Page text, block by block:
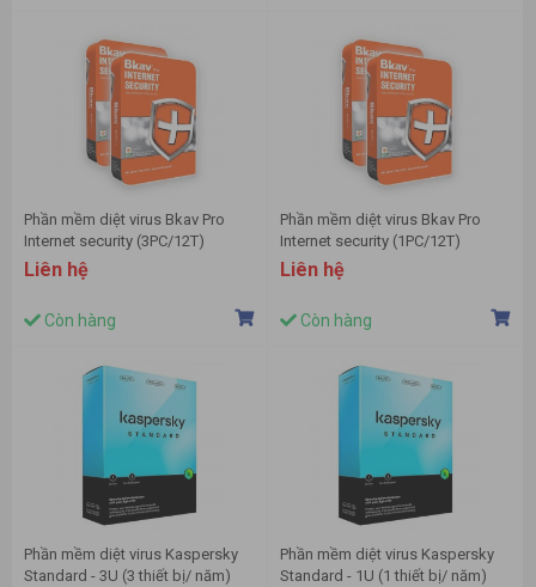
Phần mềm diệt virus Bkav Pro
Internet security (3PC/12T)
Liên hệ
Còn hàng
Phần mềm diệt virus Bkav Pro
Internet security (1PC/12T)
Liên hệ
Còn hàng
Phần mềm diệt virus Kaspersky
Standard - 3U (3 thiết bị/ năm)
Phần mềm diệt virus Kaspersky
Standard - 1U (1 thiết bị/ năm)